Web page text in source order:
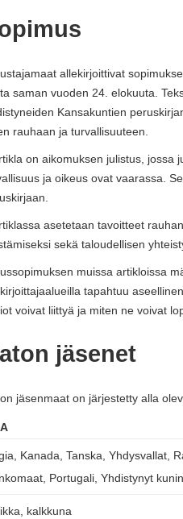
allekirjoittivat
saman vuoden 24. elokuuta.
Kansakuntien
rauhaan ja turvallisuuteen.
on aikomuksen julistus, jossa
ja oikeus ovat vaarassa.
asetetaan tavoitteet
sekä taloudellisen
muissa artikloissa
tapahtuu
voivat liittyä ja miten ne voivat
jäsenet
jäsenmaat on järjestetty alla
Kanada, Tanska, Yhdysvallat,
Portugali, Yhdistynyt
kalkkuna